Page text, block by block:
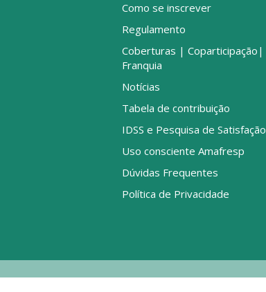
Como se inscrever
Regulamento
Coberturas | Coparticipação|
Franquia
Notícias
Tabela de contribuição
IDSS e Pesquisa de Satisfação
Uso consciente Amafresp
Dúvidas Frequentes
Política de Privacidade